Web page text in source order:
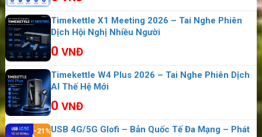
Lịch Azores – Mua Tại Việt Nam
Bán Sim Châu Mỹ – Sim 4G/5G Đi Du Lịch Châu Mỹ
Sim Ukraina – ESim Ukraina – Sim 4G/5G Du Lịch
Ukraina
Bán Sim Bắc Mỹ – Sim 4G/5G Đi Du Lịch Bắc Mỹ
>>>Bạn có nhu cầu vào mạng nhiều,
chia sẻ cho nhiều người dùng:
đi Brunei
Timekettle X1 Meeting 2026 – Tai Nghe Phiên
Dịch Hội Nghị Nhiều Người
0 VNĐ
Timekettle W4 Plus 2026 – Tai Nghe Phiên Dịch
AI Thế Hệ Mới
0 VNĐ
-21%USB 4G/5G Glofi – Bản Quốc Tế Đa Mạng – Phát